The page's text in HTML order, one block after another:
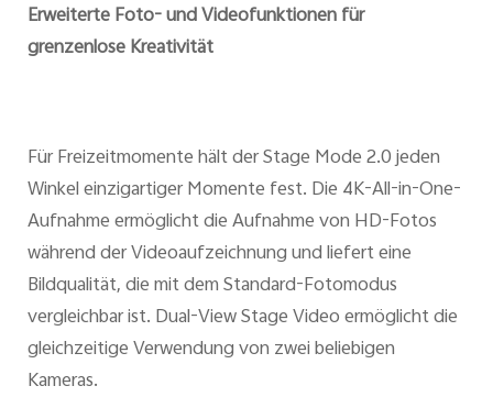
Erweiterte Foto- und Videofunktionen für
grenzenlose Kreativität
Für Freizeitmomente hält der Stage Mode 2.0 jeden
Winkel einzigartiger Momente fest. Die 4K-All-in-One-
Aufnahme ermöglicht die Aufnahme von HD-Fotos
während der Videoaufzeichnung und liefert eine
Bildqualität, die mit dem Standard-Fotomodus
vergleichbar ist. Dual-View Stage Video ermöglicht die
gleichzeitige Verwendung von zwei beliebigen
Kameras.